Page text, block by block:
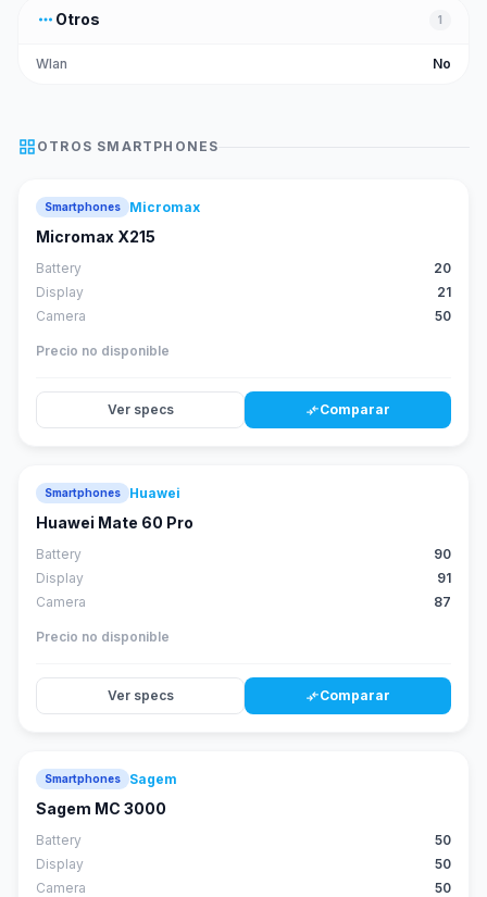
more_horiz Otros 1
Wlan No
grid_view OTROS SMARTPHONES
Smartphones Micromax
Micromax X215
Battery
20
Display
21
Camera
50
Precio no disponible
Ver specs compare_arrowsComparar
Smartphones Huawei
Huawei Mate 60 Pro
Battery
90
Display
91
Camera
87
Precio no disponible
Ver specs compare_arrowsComparar
Smartphones Sagem
Sagem MC 3000
Battery
50
Display
50
Camera
50